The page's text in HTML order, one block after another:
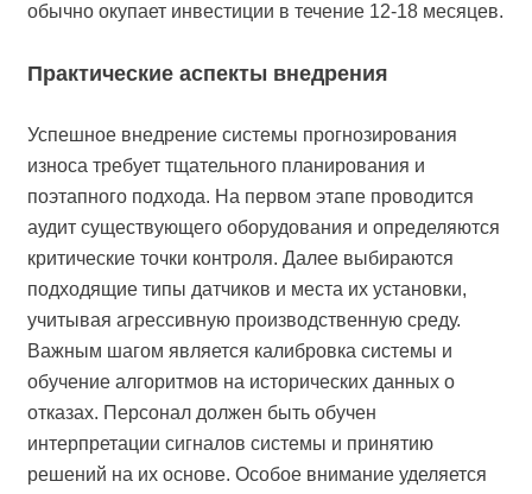
обычно окупает инвестиции в течение 12-18 месяцев.
Практические аспекты внедрения
Успешное внедрение системы прогнозирования
износа требует тщательного планирования и
поэтапного подхода. На первом этапе проводится
аудит существующего оборудования и определяются
критические точки контроля. Далее выбираются
подходящие типы датчиков и места их установки,
учитывая агрессивную производственную среду.
Важным шагом является калибровка системы и
обучение алгоритмов на исторических данных о
отказах. Персонал должен быть обучен
интерпретации сигналов системы и принятию
решений на их основе. Особое внимание уделяется